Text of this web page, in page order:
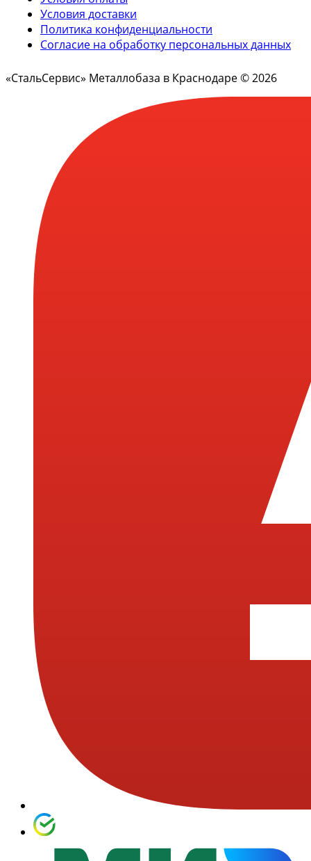
Условия доставки
Политика конфиденциальности
Согласие на обработку персональных данных
«СтальСервис» Металлобаза в Краснодаре © 2026